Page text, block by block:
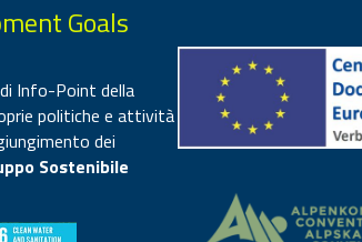
Goals
Info-Point della
politiche e attività
dei
Sostenibile